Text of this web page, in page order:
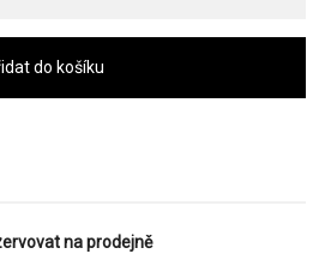
do košíku
na prodejně